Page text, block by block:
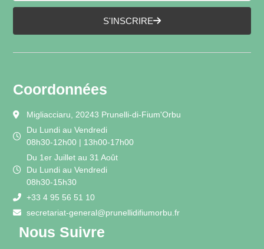
S'INSCRIRE
Coordonnées
Migliacciaru, 20243 Prunelli-di-Fium'Orbu
Du Lundi au Vendredi
08h30-12h00 | 13h00-17h00
Du 1er Juillet au 31 Août
Du Lundi au Vendredi
08h30-15h30
+33 4 95 56 51 10
secretariat-general@prunellidifiumorbu.fr
Nous Suivre